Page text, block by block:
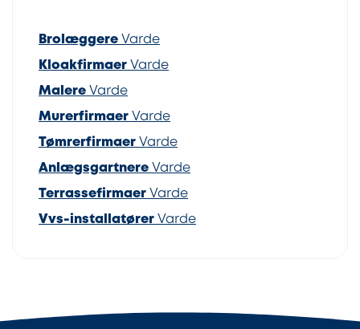
Brolæggere Varde
Kloakfirmaer Varde
Malere Varde
Murerfirmaer Varde
Tømrerfirmaer Varde
Anlægsgartnere Varde
Terrassefirmaer Varde
Vvs-installatører Varde